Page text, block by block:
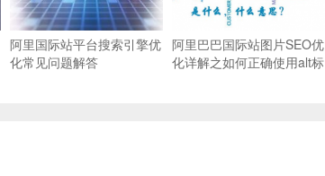
阿里国际站平台搜索引擎优
化常见问题解答
阿里巴巴国际站图片SEO优
化详解之如何正确使用alt标